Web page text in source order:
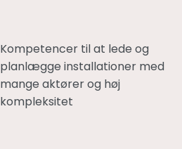
Kompetencer til at lede og
planlægge installationer med
mange aktører og høj
kompleksitet